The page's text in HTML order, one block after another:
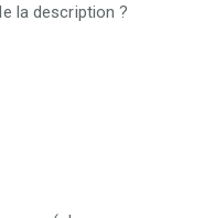
la description ?